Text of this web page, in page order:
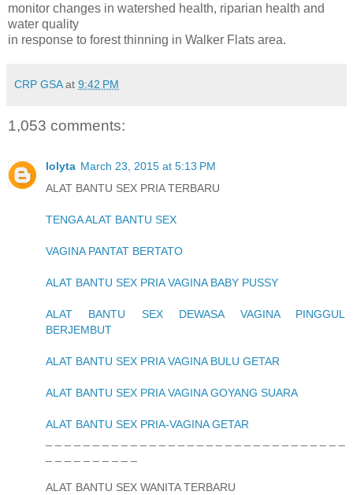
monitor changes in watershed health, riparian health and
water quality
in response to forest thinning in Walker Flats area.
CRP GSA at 9:42 PM
1,053 comments:
lolyta March 23, 2015 at 5:13 PM
ALAT BANTU SEX PRIA TERBARU
TENGA ALAT BANTU SEX
VAGINA PANTAT BERTATO
ALAT BANTU SEX PRIA VAGINA BABY PUSSY
ALAT BANTU SEX DEWASA VAGINA PINGGUL
BERJEMBUT
ALAT BANTU SEX PRIA VAGINA BULU GETAR
ALAT BANTU SEX PRIA VAGINA GOYANG SUARA
ALAT BANTU SEX PRIA-VAGINA GETAR
ALAT BANTU SEX WANITA TERBARU